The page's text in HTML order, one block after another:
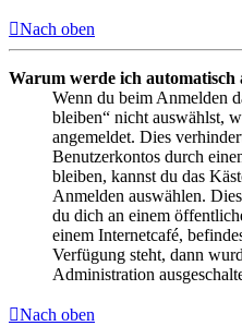
Nach oben
Warum werde ich automatisch
Wenn du beim Anmelden
bleiben“ nicht auswählst,
angemeldet. Dies
Benutzerkontos durch
bleiben, kannst du das
Anmelden auswählen.
du dich an einem
einem Internetcafé,
Verfügung steht, dann
Administration
Nach oben